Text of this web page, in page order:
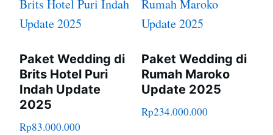
Paket Wedding di
Brits Hotel Puri
Indah Update
2025
Rp83.000.000
Paket Wedding di
Rumah Maroko
Update 2025
Rp234.000.000